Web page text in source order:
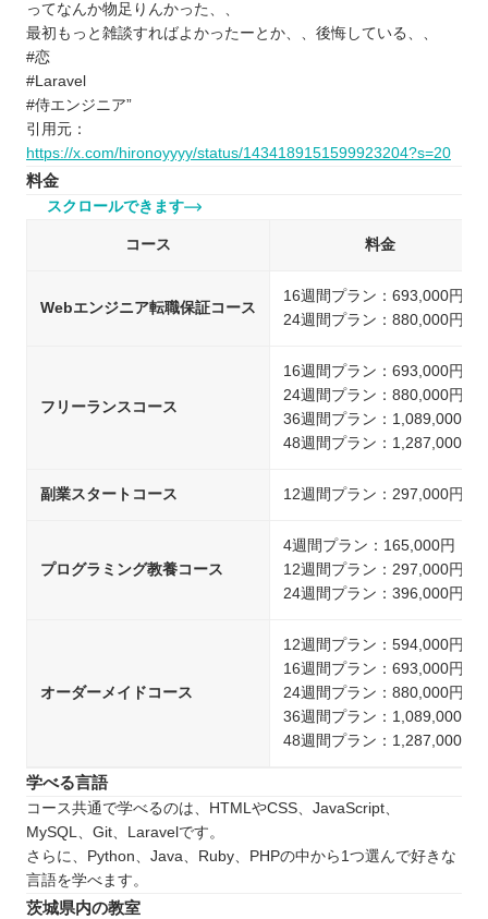
ってなんか物足りんかった、、
最初もっと雑談すればよかったーとか、、後悔している、、
#恋
#Laravel
#侍エンジニア”
引用元：
https://x.com/hironoyyyy/status/1434189151599923204?s=20
料金
スクロールできます
コース 料金
Webエンジニア転職保証コース
16週間プラン：693,000円
24週間プラン：880,000円
フリーランスコース
16週間プラン：693,000円
24週間プラン：880,000円
36週間プラン：1,089,000円
48週間プラン：1,287,000円
副業スタートコース 12週間プラン：297,000円
プログラミング教養コース
4週間プラン：165,000円
12週間プラン：297,000円
24週間プラン：396,000円
オーダーメイドコース
12週間プラン：594,000円
16週間プラン：693,000円
24週間プラン：880,000円
36週間プラン：1,089,000円
48週間プラン：1,287,000円
学べる言語
コース共通で学べるのは、HTMLやCSS、JavaScript、
MySQL、Git、Laravelです。
さらに、Python、Java、Ruby、PHPの中から1つ選んで好きな
言語を学べます。
茨城県内の教室